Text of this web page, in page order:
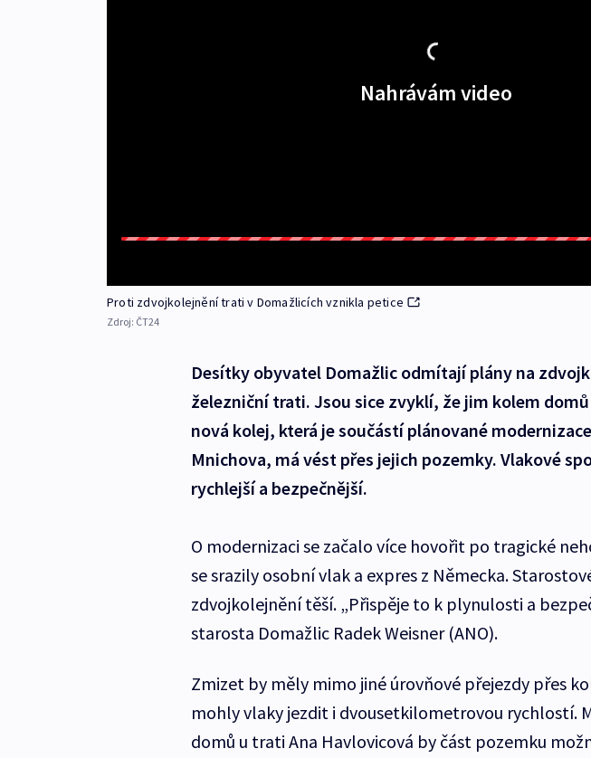
Nahrávám video
Proti zdvojkolejnění trati v Domažlicích vznikla petice
Zdroj: ČT24
Desítky obyvatel Domažlic odmítají plány na
železniční trati. Jsou sice zvyklí, že jim kolem
nová kolej, která je součástí plánované
Mnichova, má vést přes jejich pozemky. Vlakové
rychlejší a bezpečnější.
O modernizaci se začalo více hovořit po tragické
se srazily osobní vlak a expres z Německa.
zdvojkolejnění těší. „Přispěje to k plynulosti a
starosta Domažlic Radek Weisner (ANO).
Zmizet by měly mimo jiné úrovňové přejezdy přes
mohly vlaky jezdit i dvousetkilometrovou rychlostí.
domů u trati Ana Havlovicová by část pozemku